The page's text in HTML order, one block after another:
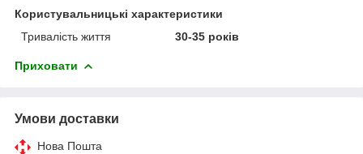
Користувальницькі характеристики
Тривалість життя
30-35 років
Приховати
Умови доставки
Нова Пошта